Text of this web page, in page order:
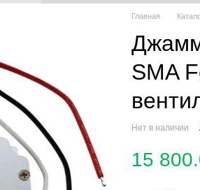
Главная
SMA
Нет в наличии
15